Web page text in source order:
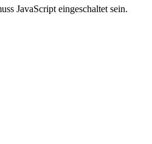
JavaScript eingeschaltet sein.